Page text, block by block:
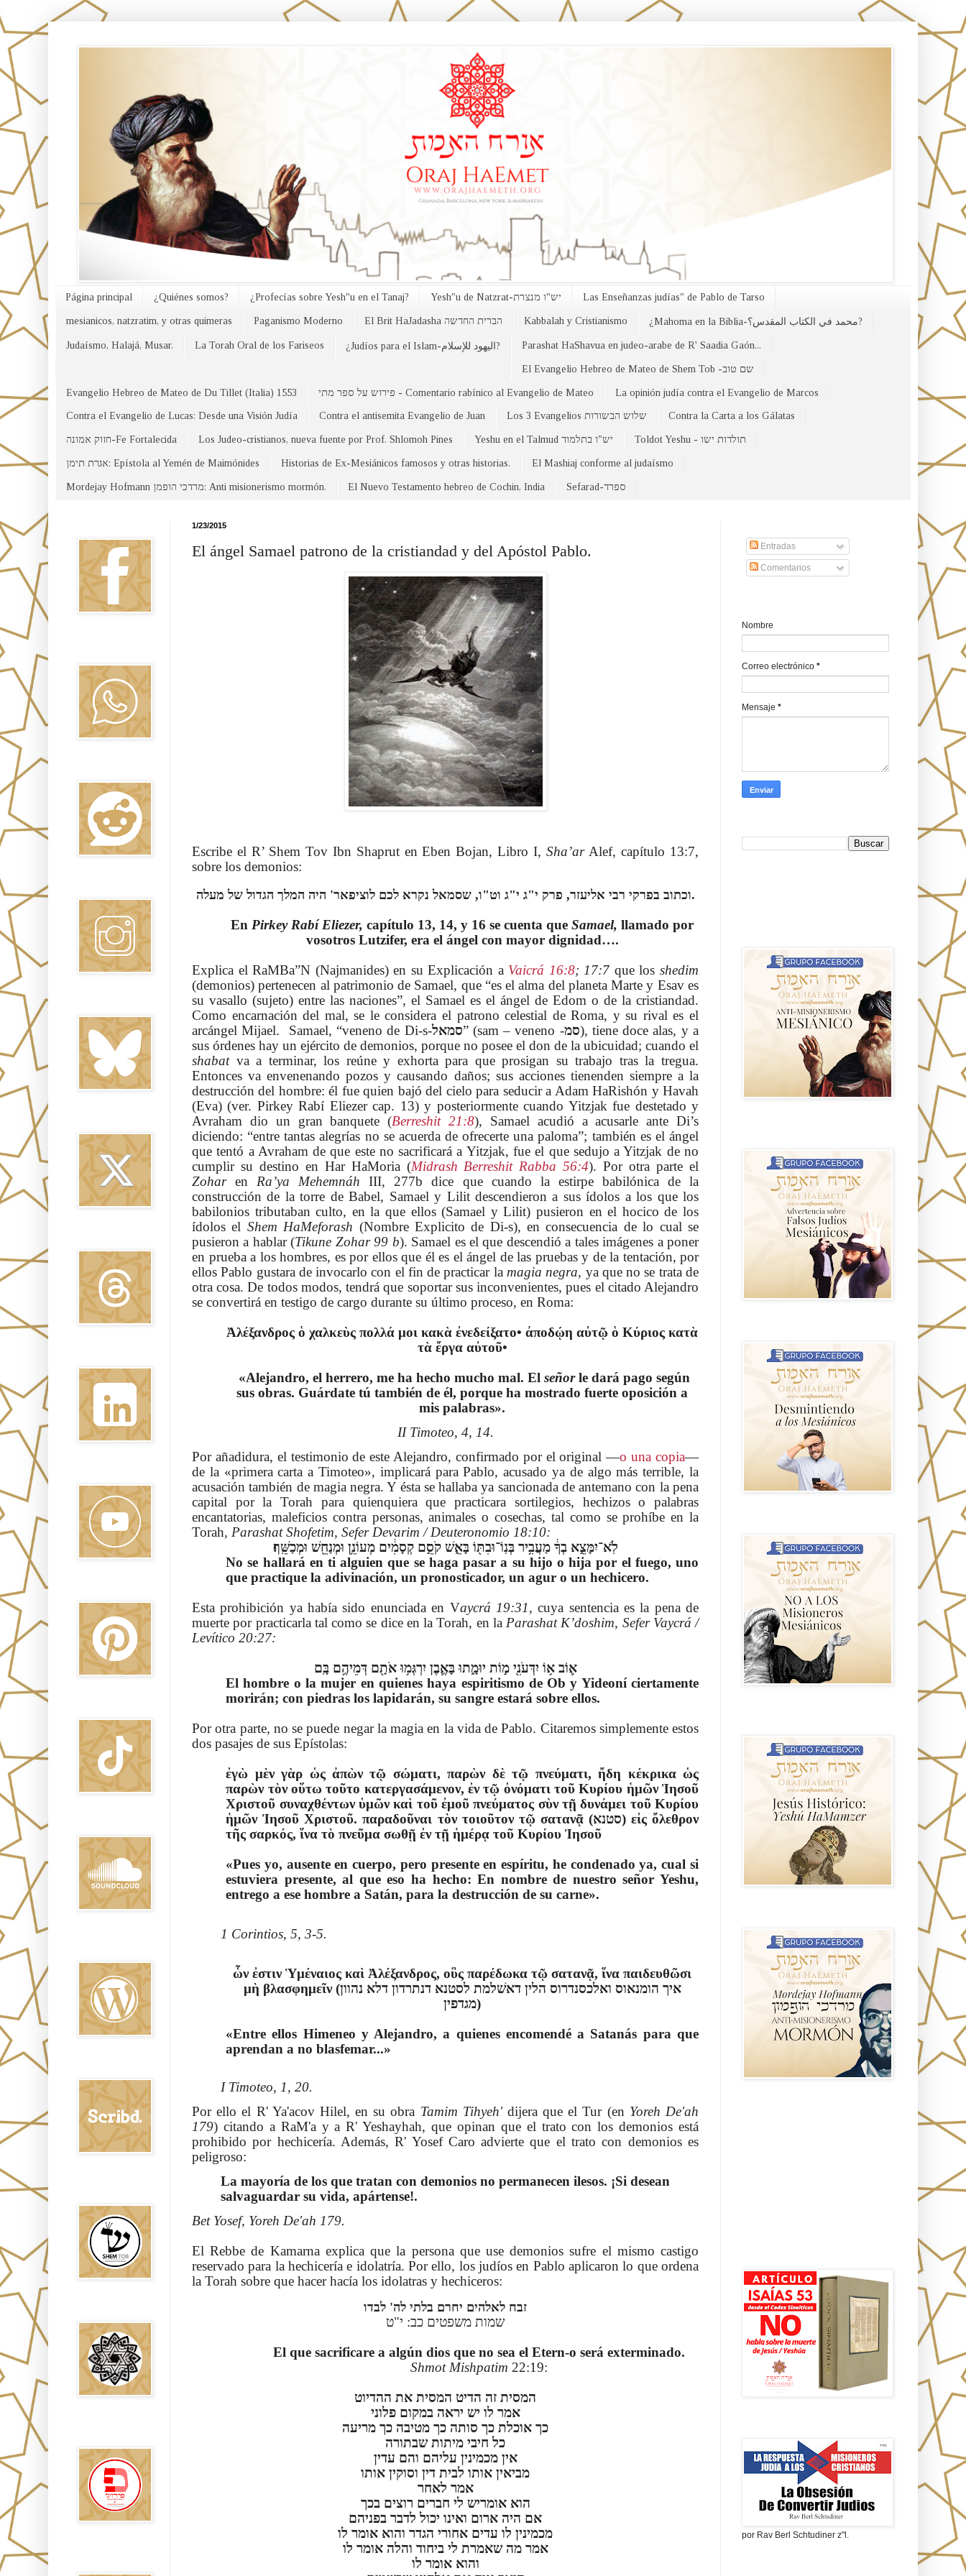
Página principal ¿Quiénes somos? ¿Profecías sobre Yesh"u en el Tanaj? Yesh"u de Natzrat-יש"ו מנצרת Las Enseñanzas judías" de Pablo de Tarso
mesianicos, natzratim, y otras quimeras Paganismo Moderno El Brit HaJadasha הברית החדשה Kabbalah y Cristianismo ¿Mahoma en la Biblia-محمد في الكتاب المقدس؟?
Judaísmo, Halajá, Musar. La Torah Oral de los Fariseos ¿Judíos para el Islam-اليهود للإسلام? Parashat HaShavua en judeo-arabe de R' Saadia Gaón...
El Evangelio Hebreo de Mateo de Shem Tob -שם טוב
Evangelio Hebreo de Mateo de Du Tillet (Italia) 1553 פירוש על ספר מתי - Comentario rabínico al Evangelio de Mateo La opinión judía contra el Evangelio de Marcos
Contra el Evangelio de Lucas: Desde una Visión Judía Contra el antisemita Evangelio de Juan Los 3 Evangelios שלוש הבשורות Contra la Carta a los Gálatas
חזוק אמונה-Fe Fortalecida Los Judeo-cristianos, nueva fuente por Prof. Shlomoh Pines Yeshu en el Talmud יש"ו בתלמוד Toldot Yeshu - תולדות ישו
אגרת תימן: Epístola al Yemén de Maimónides Historias de Ex-Mesiánicos famosos y otras historias. El Mashiaj conforme al judaísmo
Mordejay Hofmann מרדכי הופמן: Anti misionerismo mormón. El Nuevo Testamento hebreo de Cochin, India Sefarad-ספרד
1/23/2015
El ángel Samael patrono de la cristiandad y del Apóstol Pablo.
Escribe el R’ Shem Tov Ibn Shaprut en Eben Bojan, Libro I, Sha’ar Alef, capítulo 13:7,
sobre los demonios:
וכתוב בפרקי רבי אליעזר, פרק י"ג י"ג וט"ו, שסמאל נקרא לכם לוציפאר' היה המלך הגדול של מעלה.
En Pirkey Rabí Eliezer,capítulo 13, 14, y 16 se cuenta queSamael,llamado por
vosotros Lutzifer, era el ángel con mayor dignidad….
Explica el RaMBa”N (Najmanides) en su Explicación a Vaicrá 16:8; 17:7 que losshedim
(demonios) pertenecen al patrimonio de Samael, que “es el alma del planeta Marte y Esav es
su vasallo (sujeto) entre las naciones”, el Samael es el ángel de Edom o de la cristiandad.
Como encarnación del mal, se le considera el patrono celestial de Roma, y su rival es el
arcángel Mijael. Samael, “veneno de Di-s-סמאל” (sam – veneno -סמ), tiene doce alas, y a
sus órdenes hay un ejército de demonios, porque no posee el don de la ubicuidad; cuando el
shabat va a terminar, los reúne y exhorta para que prosigan su trabajo tras la tregua.
Entonces va envenenando pozos y causando daños; sus acciones tienenden siempre a la
destrucción del hombre: él fue quien bajó del cielo para seducir a Adam HaRishón y Havah
(Eva) (ver. Pirkey Rabí Eliezer cap. 13) y posteriormente cuando Yitzjak fue destetado y
Avraham dio un gran banquete (Berreshit 21:8), Samael acudió a acusarle ante Di’s
diciendo: “entre tantas alegrías no se acuerda de ofrecerte una paloma”; también es el ángel
que tentó a Avraham de que este no sacrificará a Yitzjak, fue el que sedujo a Yitzjak de no
cumplir su destino en Har HaMoria (Midrash Berreshit Rabba 56:4). Por otra parte el
Zoharen Ra’ya MehemnáhIII, 277b dice que cuando la estirpe babilónica de la
construcción de la torre de Babel, Samael y Lilit descendieron a sus ídolos a los que los
babilonios tributaban culto, en la que ellos (Samael y Lilit) pusieron en el hocico de los
ídolos el Shem HaMeforash (Nombre Explicito de Di-s), en consecuencia de lo cual se
pusieron a hablar (Tikune Zohar 99 b). Samael es el que descendió a tales imágenes a poner
en prueba a los hombres, es por ellos que él es el ángel de las pruebas y de la tentación, por
ellos Pablo gustara de invocarlo con el fin de practicar la magia negra, ya que no se trata de
otra cosa. De todos modos, tendrá que soportar sus inconvenientes, pues el citado Alejandro
se convertirá en testigo de cargo durante su último proceso, en Roma:
Ἀλέξανδρος ὁ χαλκεὺς πολλά μοι κακὰ ἐνεδείξατο• ἀποδῴη αὐτῷ ὁ Κύριος κατὰ
τὰ ἔργα αὐτοῦ•
«Alejandro, el herrero, me ha hecho mucho mal. El señorle dará pago según
sus obras. Guárdate tú también de él, porque ha mostrado fuerte oposición a
mis palabras».
II Timoteo, 4, 14.
Por añadidura, el testimonio de este Alejandro, confirmado por el original —o una copia—
de la «primera carta a Timoteo», implicará para Pablo, acusado ya de algo más terrible, la
acusación también de magia negra. Y ésta se hallaba ya sancionada de antemano con la pena
capital por la Torah para quienquiera que practicara sortilegios, hechizos o palabras
encantatorias, maleficios contra personas, animales o cosechas, tal como se prohíbe en la
Torah, Parashat Shofetim, Sefer Devarim / Deuteronomio 18:10:
לֹֽא־יִמָּצֵ֣א בְךָ֔ מַעֲבִ֥יר בְּנֽוֹ־וּבִתּ֖וֹ בָּאֵ֑שׁ קֹסֵ֣ם קְסָמִ֔ים מְעוֹנֵ֥ן וּמְנַחֵ֖שׁ וּמְכַשֵּֽׁף׃
No se hallará en ti alguien que se haga pasar a su hijo o hija por el fuego, uno
que practique la adivinación, un pronosticador, un agur o un hechicero.
Esta prohibición ya había sido enunciada en Vaycrá 19:31,cuya sentencia es la pena de
muerte por practicarla tal como se dice en la Torah, en la Parashat K’doshim, Sefer Vaycrá /
Levítico 20:27:
א֛וֹב א֥וֹ יִדְּעֹנִ֖י מ֣וֹת יוּמָ֑תוּ בָּאֶ֛בֶן יִרְגְּמ֥וּ אֹתָ֖ם דְּמֵיהֶ֥ם בָּֽם
El hombre o la mujer en quienes haya espiritismo de Ob y Yideoní ciertamente
morirán; con piedras los lapidarán, su sangre estará sobre ellos.
Por otra parte, no se puede negar la magia en la vida de Pablo. Citaremos simplemente estos
dos pasajes de sus Epístolas:
ἐγὼ μὲν γὰρ ὡς ἀπὼν τῷ σώματι, παρὼν δὲ τῷ πνεύματι, ἤδη κέκρικα ὡς
παρὼν τὸν οὕτω τοῦτο κατεργασάμενον, ἐν τῷ ὀνόματι τοῦ Κυρίου ἡμῶν Ἰησοῦ
Χριστοῦ συναχθέντων ὑμῶν καὶ τοῦ ἐμοῦ πνεύματος σὺν τῇ δυνάμει τοῦ Κυρίου
ἡμῶν Ἰησοῦ Χριστοῦ. παραδοῦναι τὸν τοιοῦτον τῷ σατανᾷ (סטנא) εἰς ὄλεθρον
τῆς σαρκός, ἵνα τὸ πνεῦμα σωθῇ ἐν τῇ ἡμέρᾳ τοῦ Κυρίου Ἰησοῦ
«Pues yo, ausente en cuerpo, pero presente en espíritu, he condenado ya, cual si
estuviera presente, al que eso ha hecho: En nombre de nuestro señor Yeshu,
entrego a ese hombre a Satán, para la destrucción de su carne».
1 Corintios, 5, 3-5.
ὧν ἐστιν Ὑμέναιος καὶ Ἀλέξανδρος, οὓς παρέδωκα τῷ σατανᾷ, ἵνα παιδευθῶσι
μὴ βλασφημεῖν (איך הומנאוס ואלכסנדרוס הלין דאשׁלמת לסטנא דנתרדון דלא נהוון
מגדפין)
«Entre ellos Himeneo y Alejandro, a quienes encomendé a Satanás para que
aprendan a no blasfemar...»
I Timoteo, 1, 20.
Por ello el R' Ya'acov Hilel, en su obra Tamim Tihyeh' dijera que el Tur (en Yoreh De'ah
179) citando a RaM'a y a R' Yeshayhah, que opinan que el trato con los demonios está
prohibido por hechicería. Además, R' Yosef Caro advierte que el trato con demonios es
peligroso:
La mayoría de los que tratan con demonios no permanecen ilesos. ¡Si desean
salvaguardar su vida, apártense!.
Bet Yosef, Yoreh De'ah 179.
El Rebbe de Kamarna explica que la persona que use demonios sufre el mismo castigo
reservado para la hechicería e idolatría. Por ello, los judíos en Pablo aplicaron lo que ordena
la Torah sobre que hacer hacía los idolatras y hechiceros:
זבח לאלהים יחרם בלתי לה' לבדו
שמות משפטים כב: י"ט
El que sacrificare a algún dios que no sea el Etern-o será exterminado.
Shmot Mishpatim 22:19:
המסית זה הדיט המסית את ההדיוט
אמר לו יש יראה במקום פלוני
כך אוכלת כך סותה כך מטיבה כך מריעה
כל חיבי מיתות שבתורה
אין מכמינין עליהם והם עדין
מביאין אותו לבית דין וסוקין אותו
אמר לאחר
הוא אומריש לי חברים רוצים בכך
אם היה ארום ואינו יכול לדבר בפניהם
מכמינין לו עדים אחורי הגדר והוא אומר לו
אמר מה שאמרת לי ביחוד והלה אומר לו
והוא אומר לו
Entradas
Comentarios
Nombre
Correo electrónico *
Mensaje *
por Rav Berl Schtudiner z"l.